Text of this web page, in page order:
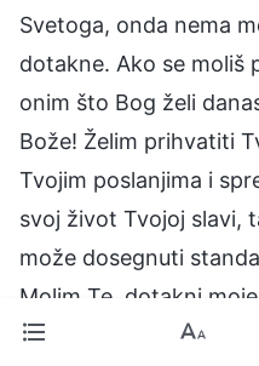
Svetoga, onda nema
dotakne. Ako se moliš
onim što Bog želi
Bože! Želim prihvatiti
Tvojim poslanjima i
svoj život Tvojoj slavi,
može dosegnuti
Molim Te, dotakni
Duh uvijek